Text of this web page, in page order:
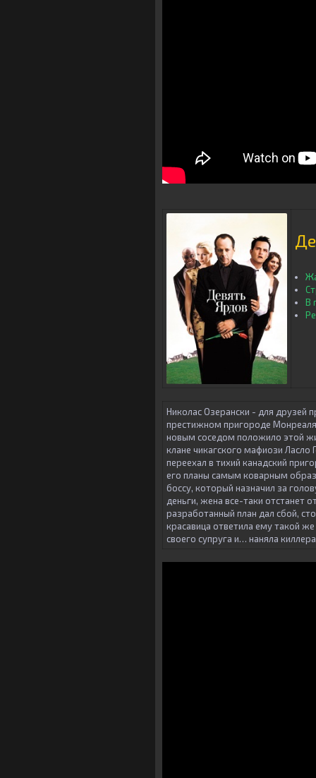
В
Николас Озерански - для друзей
престижном пригороде
новым соседом положило этой
клане чикагского мафиози
переехал в тихий канадский
его планы самым коварным
боссу, который назначил за
деньги, жена все-таки отстанет
разработанный план дал сбой,
красавица ответила ему такой
своего супруга и… наняла